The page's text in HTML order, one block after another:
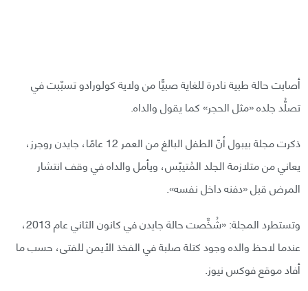
أصابت حالة طبية نادرة للغاية صبيًّا من ولاية كولورادو تسبّبت في
تصلُّد جلده «مثل الحجر» كما يقول والداه.
ذكرت مجلة بيبول أنّ الطفل البالغ من العمر 12 عامًا، جايدن روجرز،
يعاني من متلازمة الجلد المُتيبّس، ويأمل والداه في وقف انتشار
المرض قبل «دفنه داخل نفسه».
وتستطرد المجلة: «شُخِّصت حالة جايدن في كانون الثاني عام 2013،
عندما لاحظ والده وجود كتلة صلبة في الفخذ الأيمن للفتى، حسب ما
أفاد موقع فوكس نيوز.